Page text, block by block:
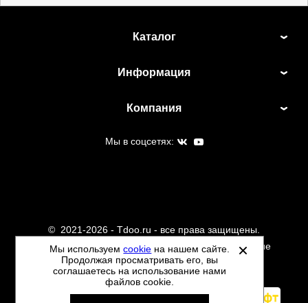
Каталог
Информация
Компания
Мы в соцсетях:
© 2021-2026 - Tdoo.ru - все права защищены.
Данный сайт не является интернет магазином и не
является публичной офертой.
Политика обработки персональных данных
Автоматизировано -
Мы используемcookie на нашем сайте.
Продолжая просматривать его, вы
соглашаетесь на использование нами
файлов cookie.